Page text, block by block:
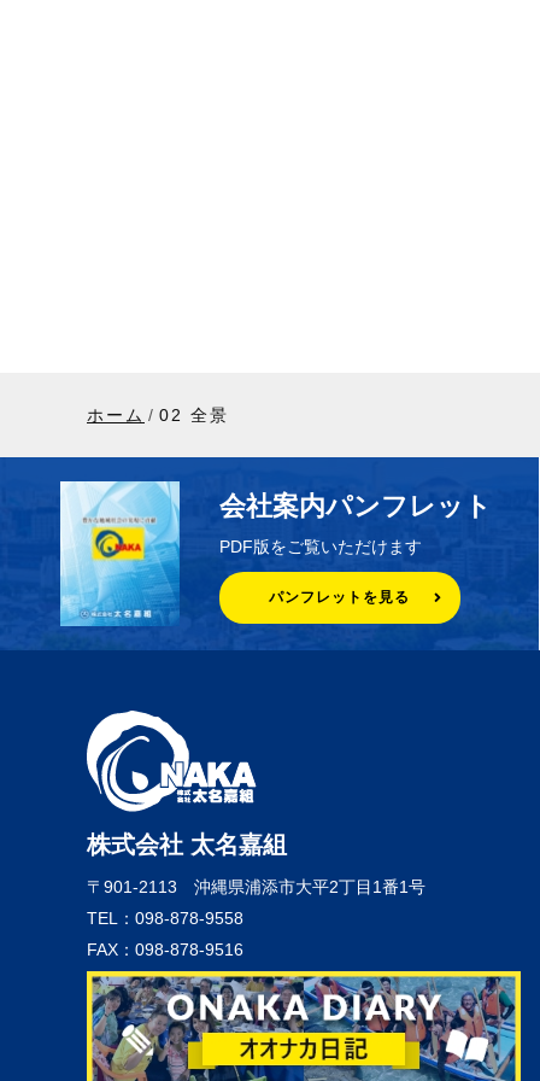
ホーム 02 全景
会社案内パンフレット
PDF版をご覧いただけます
パンフレットを見る
株式会社 太名嘉組
〒901-2113 沖縄県浦添市大平2丁目1番1号
TEL：098-878-9558
FAX：098-878-9516